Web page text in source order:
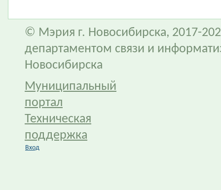
© Мэрия г. Новосибирска, 2017-
департаментом связи и
Новосибирска
Муниципальный
портал
Техническая
поддержка
Вход